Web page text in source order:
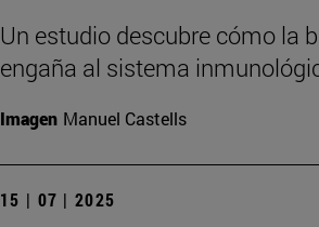
Un estudio descubre cómo la
engaña al sistema
Imagen Manuel Castells
15 | 07 | 2025